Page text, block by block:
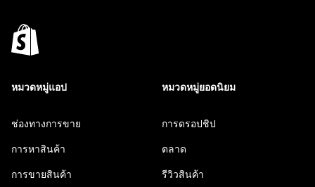
หมวดหมู่แอป
ช่องทางการขาย
การหาสินค้า
การขายสินค้า
หมวดหมู่ยอดนิยม
การดรอปชิป
ตลาด
รีวิวสินค้า